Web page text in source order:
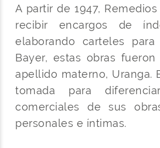
A partir de 1947,
recibir encargos de
elaborando carteles
Bayer, estas obras
apellido materno, Uranga.
tomada para
comerciales de sus
personales e íntimas.